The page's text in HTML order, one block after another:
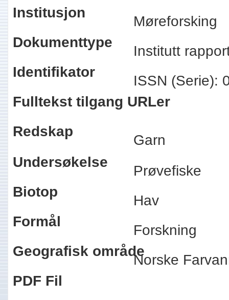
Institusjon
Møreforsking
Dokumenttype
Institutt
Identifikator
ISSN (Serie):
Fulltekst tilgang URLer
Redskap
Garn
Undersøkelse
Prøvefiske
Biotop
Hav
Formål
Forskning
Geografisk område
Norske
PDF Fil